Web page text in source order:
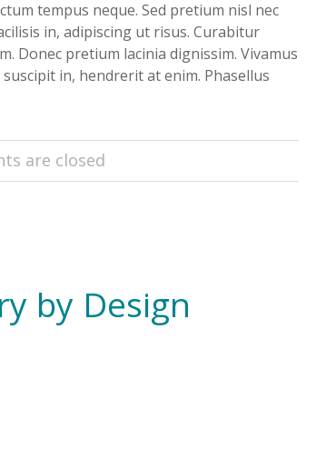
tempus neque. Sed pretium nisl nec
in, adipiscing ut risus. Curabitur
Donec pretium lacinia dignissim. Vivamus
in, hendrerit at enim. Phasellus
are closed
by Design